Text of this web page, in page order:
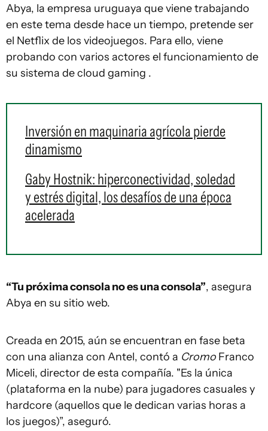
Abya, la empresa uruguaya que viene trabajando
en este tema desde hace un tiempo, pretende ser
el Netflix de los videojuegos. Para ello, viene
probando con varios actores el funcionamiento de
su sistema de cloud gaming .
Inversión en maquinaria agrícola pierde
dinamismo
Gaby Hostnik: hiperconectividad, soledad
y estrés digital, los desafíos de una época
acelerada
“Tu próxima consola no es una consola”, asegura
Abya en su sitio web.
Creada en 2015, aún se encuentran en fase beta
con una alianza con Antel, contó a Cromo Franco
Miceli, director de esta compañía. "Es la única
(plataforma en la nube) para jugadores casuales y
hardcore (aquellos que le dedican varias horas a
los juegos)”, aseguró.